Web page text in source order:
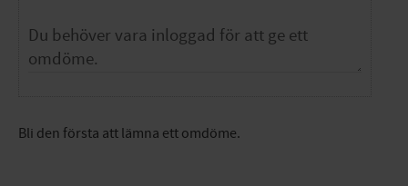
Bli den första att lämna ett omdöme.